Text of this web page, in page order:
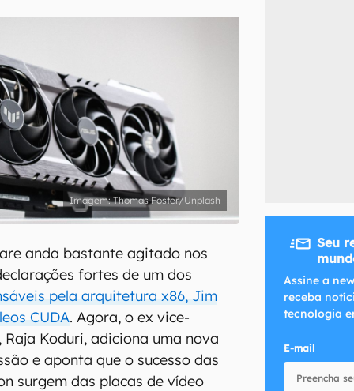
Thomas Foster/Unplash
anda bastante agitado nos
fortes de um dos
pela arquitetura x86, Jim
CUDA. Agora, o ex vice-
Raja Koduri, adiciona uma nova
e aponta que o sucesso das
surgem das placas de vídeo
Seu
Assine a
receba
tecnologia
E-mail